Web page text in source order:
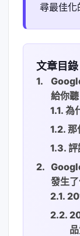
尋最佳化
文章目錄
給你聽
為
那
評
發生